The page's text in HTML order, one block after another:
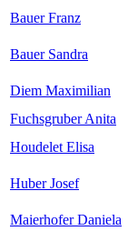
Bauer Franz
Bauer Sandra
Diem Maximilian
Fuchsgruber Anita
Houdelet Elisa
Huber Josef
Maierhofer Daniela